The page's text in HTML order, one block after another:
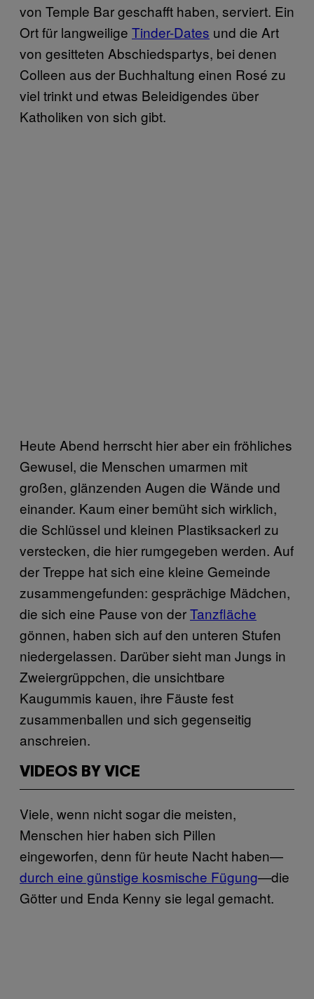
von Temple Bar geschafft haben, serviert. Ein
Ort für langweilige Tinder-Dates und die Art
von gesitteten Abschiedspartys, bei denen
Colleen aus der Buchhaltung einen Rosé zu
viel trinkt und etwas Beleidigendes über
Katholiken von sich gibt.
Heute Abend herrscht hier aber ein fröhliches
Gewusel, die Menschen umarmen mit
großen, glänzenden Augen die Wände und
einander. Kaum einer bemüht sich wirklich,
die Schlüssel und kleinen Plastiksackerl zu
verstecken, die hier rumgegeben werden. Auf
der Treppe hat sich eine kleine Gemeinde
zusammengefunden: gesprächige Mädchen,
die sich eine Pause von derTanzfläche
gönnen, haben sich auf den unteren Stufen
niedergelassen. Darüber sieht man Jungs in
Zweiergrüppchen, die unsichtbare
Kaugummis kauen, ihre Fäuste fest
zusammenballen und sich gegenseitig
anschreien.
VIDEOS BY VICE
Viele, wenn nicht sogar die meisten,
Menschen hier haben sich Pillen
eingeworfen, denn für heute Nacht haben—
durch eine günstige kosmische Fügung—die
Götter und Enda Kenny sie legal gemacht.